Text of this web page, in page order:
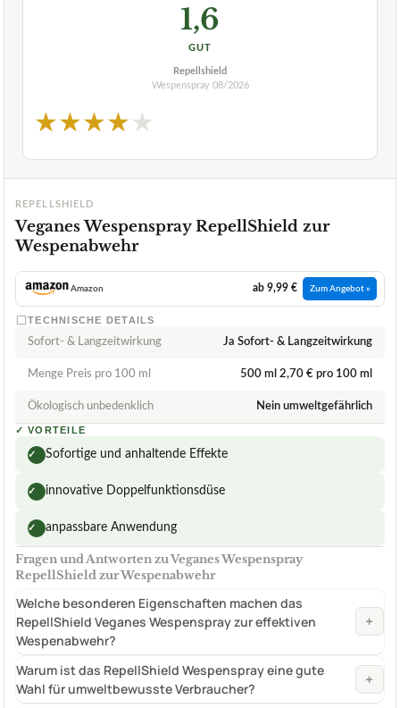
1,6
GUT
Repellshield
Wespenspray 08/2026
★★★★★
REPELLSHIELD
Veganes Wespenspray RepellShield zur
Wespenabwehr
Amazon ab 9,99 € Zum Angebot »
TECHNISCHE DETAILS
Sofort- & Langzeitwirkung Ja Sofort- & Langzeitwirkung
Menge Preis pro 100 ml 500 ml 2,70 € pro 100 ml
Ökologisch unbedenklich Nein umweltgefährlich
✓ VORTEILE
✓ Sofortige und anhaltende Effekte
✓ innovative Doppelfunktionsdüse
✓ anpassbare Anwendung
Fragen und Antworten zu Veganes Wespenspray
RepellShield zur Wespenabwehr
Welche besonderen Eigenschaften machen das
RepellShield Veganes Wespenspray zur effektiven
Wespenabwehr?
+
Warum ist das RepellShield Wespenspray eine gute
Wahl für umweltbewusste Verbraucher?
+